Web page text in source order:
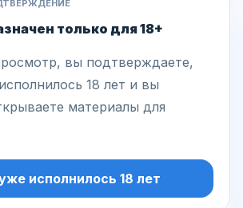
только для 18+
вы подтверждаете,
18 лет и вы
материалы для
исполнилось 18 лет